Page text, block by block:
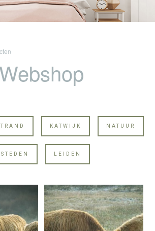
Webshop
KATWIJK NATUUR
STEDEN LEIDEN